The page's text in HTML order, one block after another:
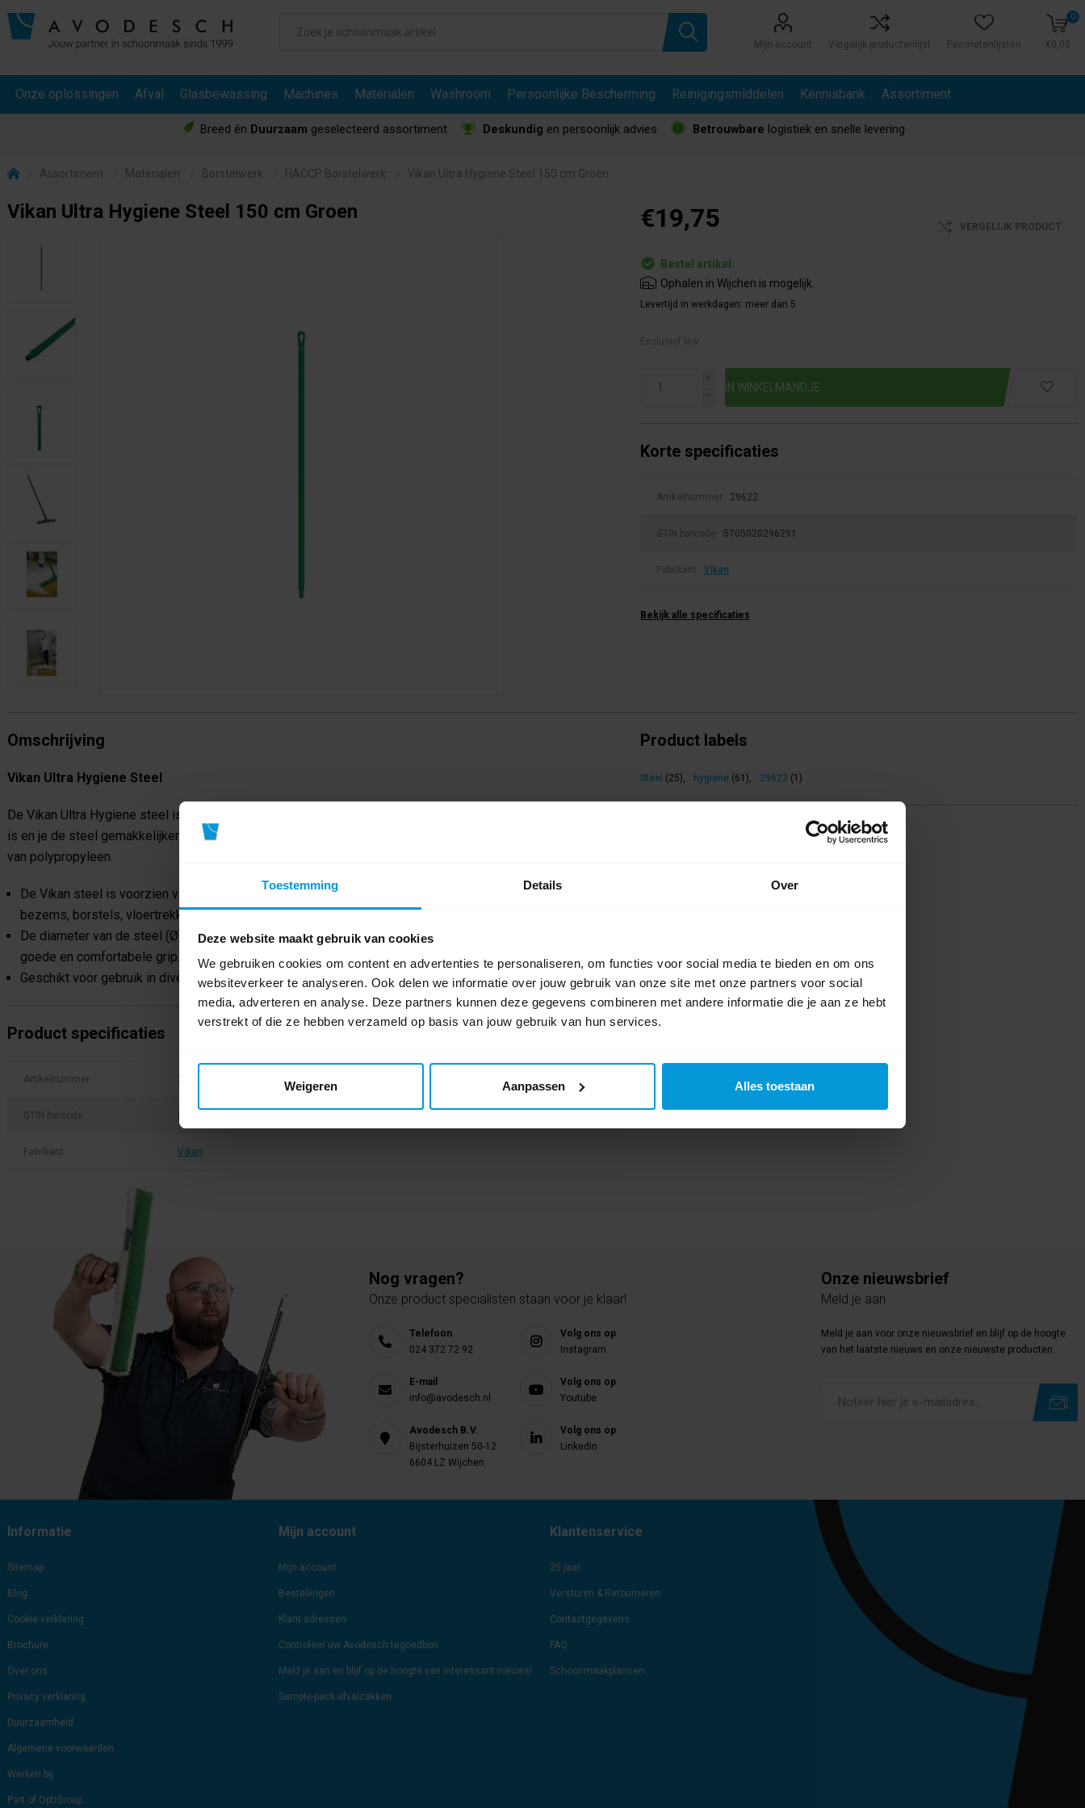
Toestemming Details Over
Deze website maakt gebruik van cookies
We gebruiken cookies om content en advertenties te personaliseren, om functies voor social media te bieden en om ons
websiteverkeer te analyseren. Ook delen we informatie over jouw gebruik van onze site met onze partners voor social
media, adverteren en analyse. Deze partners kunnen deze gegevens combineren met andere informatie die je aan ze hebt
verstrekt of die ze hebben verzameld op basis van jouw gebruik van hun services.
Weigeren Aanpassen Alles toestaan
Mijn account Vergelijk productenlijst Favorietenlijsten
0
€0,00
Onze oplossingen Afval Glasbewassing Machines Materialen Washroom Persoonlijke Bescherming Reinigingsmiddelen Kennisbank Assortiment
Breed én Duurzaam geselecteerd assortiment Deskundig en persoonlijk advies Betrouwbare logistiek en snelle levering
Assortiment Materialen Borstelwerk HACCP Borstelwerk Vikan Ultra Hygiene Steel 150 cm Groen
Vikan Ultra Hygiene Steel 150 cm Groen €19,75 VERGELIJK PRODUCT
Bestel artikel.
Ophalen in Wijchen is mogelijk.
Levertijd in werkdagen: meer dan 5
Exclusief btw.
i
h
Korte specificaties
Artikelnummer: 29622
GTIN barcode: 5705020296291
Fabrikant: Vikan
Bekijk alle specificaties
Omschrijving
Vikan Ultra Hygiene Steel
De Vikan Ultra Hygiene steel is gemaakt uit één stuk, waardoor het risico op kruisbesmetting aanzienlijk lager
is en je de steel gemakkelijker kunt schoonmaken en drogen. De hygiënische steel is 150 cm en is gemaakt
van polypropyleen.
De Vikan steel is voorzien van schroefdraad, waarmee je de steel kunt aansluiten op verschillende Vikan
bezems, borstels, vloertrekkers, schrapers enz.
De diameter van de steel (Ø 34) en de materiaaleigenschappen verzekeren zelfs in koude omgevingen een
goede en comfortabele grip.
Geschikt voor gebruik in diverse sectoren waarin een goede hygiëne vereist is, zoals de voedingsindustrie.
Product specificaties
Artikelnummer 29622
GTIN barcode 5705020296291
Fabrikant: Vikan
Product labels
Steel (25) hygiene (61) 29622 (1)
Nog vragen?
Onze product specialisten staan voor je klaar!
Telefoon
024 372 72 92
E-mail
info@avodesch.nl
Avodesch B.V.
Bijsterhuizen 50-12
6604 LZ Wijchen
Volg ons op
Instagram
Volg ons op
Youtube
Volg ons op
Linkedin
Onze nieuwsbrief
Meld je aan
Meld je aan voor onze nieuwsbrief en blijf op de hoogte
van het laatste nieuws en onze nieuwste producten.
Informatie
Sitemap
Blog
Cookie verklaring
Brochure
Over ons
Privacy verklaring
Duurzaamheid
Algemene voorwaarden
Werken bij
Part of OptiGroup
Mijn account
Mijn account
Bestellingen
Klant adressen
Controleer uw Avodesch tegoedbon
Meld je aan en blijf op de hoogte van interessant nieuws!
Sample-pack-afvalzakken
Klantenservice
25 jaar
Versturen & Retourneren
Contactgegevens
FAQ
Schoonmaakplannen